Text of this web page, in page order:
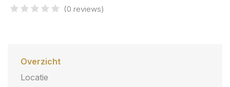
(0 reviews)
Overzicht
Locatie